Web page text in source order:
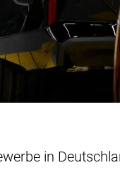
in